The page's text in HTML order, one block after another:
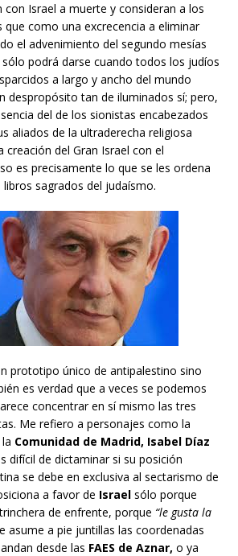
con Israel a muerte y consideran a los
como una excrecencia a eliminar
el advenimiento del segundo mesías
sólo podrá darse cuando todos los judíos
a largo y ancho del mundo
despropósito tan de iluminados sí; pero,
del de los sionistas encabezados
aliados de la ultraderecha religiosa
creación del Gran Israel con el
es precisamente lo que se les ordena
libros sagrados del judaísmo.
prototipo único de antipalestino sino
es verdad que a veces se podemos
concentrar en sí mismo las tres
Me refiero a personajes como la
Comunidad de Madrid, Isabel Díaz
difícil de dictaminar si su posición
se debe en exclusiva al sectarismo de
a favor de Israel sólo porque
de enfrente, porque “le gusta la
asume a pie juntillas las coordenadas
desde las FAES de Aznar, o ya